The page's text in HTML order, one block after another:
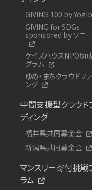
GIVING 100 by
GIVING for SDGs
sponsored by ソニ
ケイズハウスNPO助
グラム
ゆめ・まちクラウドフ
ング
中間支援型クラウド
ディング
福井県共同募金会
新潟県共同募金会
マンスリー寄付挑戦
ラム